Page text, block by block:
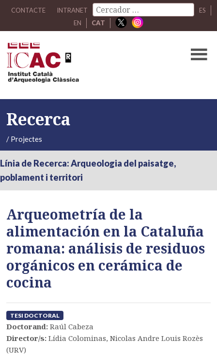
CONTACTE INTRANET
ES
EN
CAT
Recerca
/ Projectes
Línia de Recerca: Arqueologia del paisatge,
poblament i territori
Arqueometría de la
alimentación en la Cataluña
romana: análisis de residuos
orgánicos en cerámica de
cocina
TESI DOCTORAL
Doctorand:Raúl Cabeza
Director/s:Lídia Colominas, Nicolas Andre Louis Rozès
(URV)